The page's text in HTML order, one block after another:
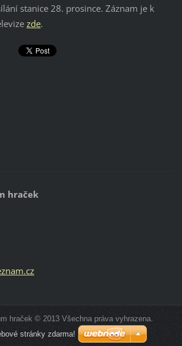
stanice 28. prosince. Záznam je k
zde.
hraček
nam.cz
hraček © 2013 Všechna práva vyhrazena.
stránky zdarma!